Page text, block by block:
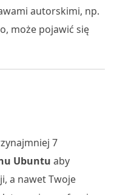
autorskimi, np.
może pojawić się
7
Ubuntu aby
a nawet Twoje